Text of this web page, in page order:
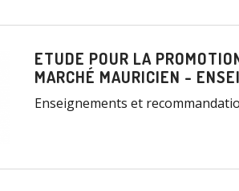
ETUDE POUR LA
MARCHÉ MAURICIEN -
Enseignements et